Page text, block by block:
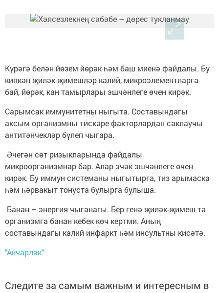
Күрәгә белән йөзем йөрәк һәм баш миенә файдалы. Бу
кипкән җиләк-җимешләр калий, микроэлементларга
бай, йөрәк, кан тамырлары эшчәнлеге өчен кирәк.
Сарымсак иммунитетны ныгыта. Составындагы
аксым организмны тискәре факторлардан саклаучы
антитәнчекләр бүлеп чыгара.
Әчегән сөт ризыкларында файдалы
микроорганизмнар бар. Алар эчәк эшчәнлеге өчен
кирәк. Бу иммун системаны ныгытырга, тиз арымаска
һәм һәрвакыт тонуста булырга булыша.
Банан – энергия чыганагы. Бер генә җиләк-җимеш тә
организмга банан кебек көч кертми. Аның
составындагы калий инфаркт һәм инсультны кисәтә.
"Акчарлак"
Следите за самым важным и интересным в